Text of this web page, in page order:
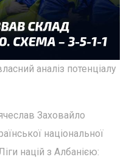
аналіз потенціалу
Заховайло
національної
націй з Албанією: